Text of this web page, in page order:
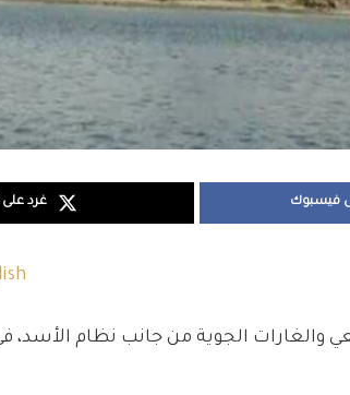
فيسبوك غرد على X
الجوية من جانب نظام الأسد،